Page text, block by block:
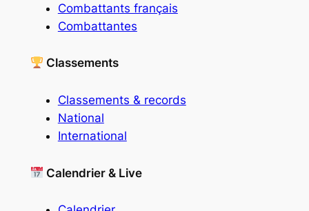
Combattants français
Combattantes
Classements
Classements & records
National
International
Calendrier & Live